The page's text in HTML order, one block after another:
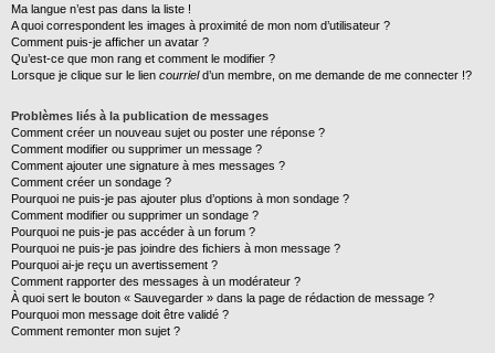
Ma langue n’est pas dans la liste !
A quoi correspondent les images à proximité de mon nom d’utilisateur ?
Comment puis-je afficher un avatar ?
Qu’est-ce que mon rang et comment le modifier ?
Lorsque je clique sur le lien courrield’un membre, on me demande de me connecter !?
Problèmes liés à la publication de messages
Comment créer un nouveau sujet ou poster une réponse ?
Comment modifier ou supprimer un message ?
Comment ajouter une signature à mes messages ?
Comment créer un sondage ?
Pourquoi ne puis-je pas ajouter plus d’options à mon sondage ?
Comment modifier ou supprimer un sondage ?
Pourquoi ne puis-je pas accéder à un forum ?
Pourquoi ne puis-je pas joindre des fichiers à mon message ?
Pourquoi ai-je reçu un avertissement ?
Comment rapporter des messages à un modérateur ?
À quoi sert le bouton « Sauvegarder » dans la page de rédaction de message ?
Pourquoi mon message doit être validé ?
Comment remonter mon sujet ?